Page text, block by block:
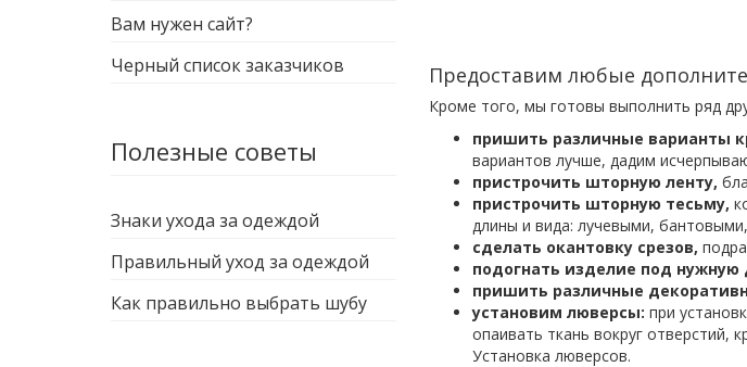
Предоставим любые
Кроме того, мы готовы выполнить ряд
пришить различные варианты
вариантов лучше, дадим
пристрочить шторную ленту,
пристрочить шторную тесьму,
длины и вида: лучевыми,
сделать окантовку срезов,
подогнать изделие под нужную
пришить различные
установим люверсы: при
опаивать ткань вокруг отверстий,
Установка люверсов.
Вам нужен сайт?
Черный список заказчиков
Полезные советы
Знаки ухода за одеждой
Правильный уход за одеждой
Как правильно выбрать шубу